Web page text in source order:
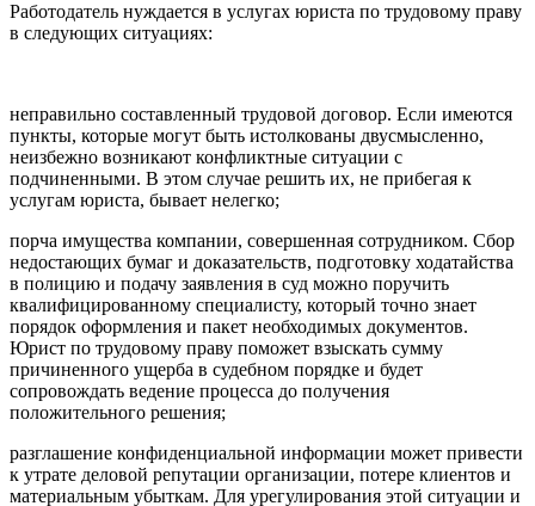
Работодатель нуждается в услугах юриста по трудовому праву
в следующих ситуациях:
неправильно составленный трудовой договор. Если имеются
пункты, которые могут быть истолкованы двусмысленно,
неизбежно возникают конфликтные ситуации с
подчиненными. В этом случае решить их, не прибегая к
услугам юриста, бывает нелегко;
порча имущества компании, совершенная сотрудником. Сбор
недостающих бумаг и доказательств, подготовку ходатайства
в полицию и подачу заявления в суд можно поручить
квалифицированному специалисту, который точно знает
порядок оформления и пакет необходимых документов.
Юрист по трудовому праву поможет взыскать сумму
причиненного ущерба в судебном порядке и будет
сопровождать ведение процесса до получения
положительного решения;
разглашение конфиденциальной информации может привести
к утрате деловой репутации организации, потере клиентов и
материальным убыткам. Для урегулирования этой ситуации и